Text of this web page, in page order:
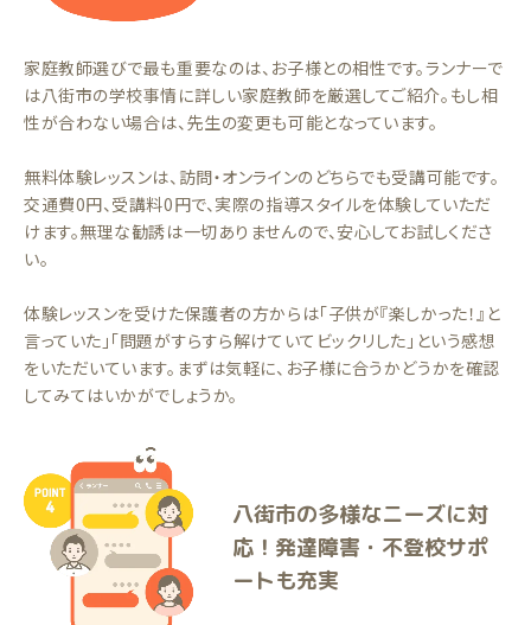
家庭教師選びで最も重要なのは、お子様との相性です。ランナーで
は八街市の学校事情に詳しい家庭教師を厳選してご紹介。もし相
性が合わない場合は、先生の変更も可能となっています。
無料体験レッスンは、訪問・オンラインのどちらでも受講可能です。
交通費0円、受講料0円で、実際の指導スタイルを体験していただ
けます。無理な勧誘は一切ありませんので、安心してお試しくださ
い。
体験レッスンを受けた保護者の方からは「子供が『楽しかった！』と
言っていた」「問題がすらすら解けていてビックリした」という感想
をいただいています。まずは気軽に、お子様に合うかどうかを確認
してみてはいかがでしょうか。
八街市の多様なニーズに対
応！発達障害・不登校サポ
ートも充実